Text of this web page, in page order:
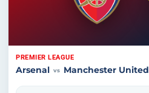
PREMIER LEAGUE
Arsenal vs Manchester United